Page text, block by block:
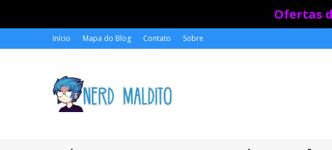
Ofertas
Início Mapa do Blog Contato Sobre